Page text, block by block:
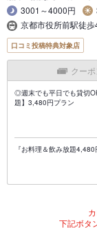
3001～4000円
京都市役所前駅徒
口コミ投稿特典対象店
クー
◎週末でも平日でも貸切
題】3,480円プラン
『お料理＆飲み放題
下記ボタ